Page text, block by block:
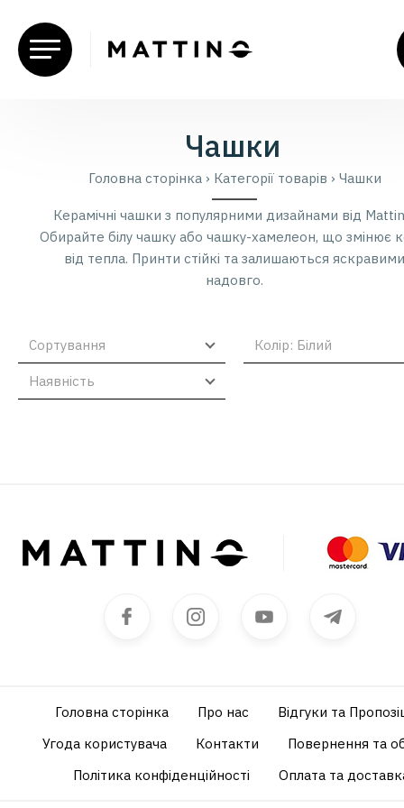
Чашки
Головна сторiнка› Категорії товарів › Чашки
Керамічні чашки з популярними дизайнами від
Обирайте білу чашку або чашку-хамелеон, що змінює
від тепла. Принти стійкі та залишаються яскравими
надовго.
Сортування Колiр: Бiлий
Наявнiсть
Головна сторінка Про нас
Відгуки та
Угода користувача
Контакти
Повернення та
Політика конфіденційності
Оплата та